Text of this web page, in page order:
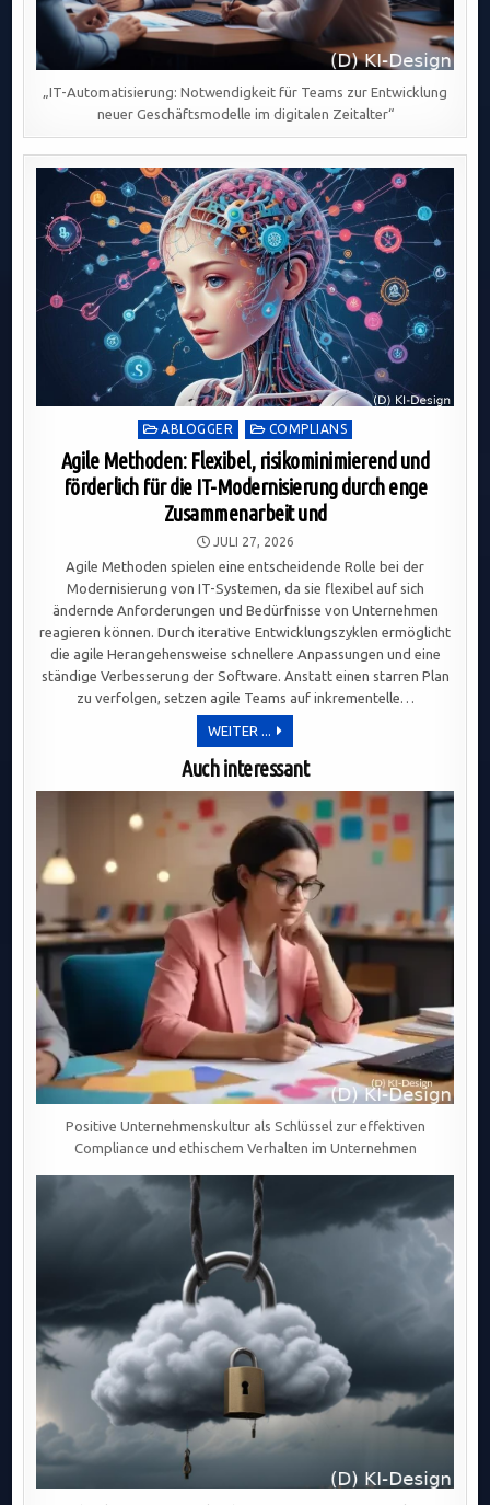
„IT-Automatisierung: Notwendigkeit für Teams zur Entwicklung
neuer Geschäftsmodelle im digitalen Zeitalter“
Posted
in
ABLOGGER COMPLIANS
Agile Methoden: Flexibel, risikominimierend und
förderlich für die IT-Modernisierung durch enge
Zusammenarbeit und
JULI 27, 2026
Agile Methoden spielen eine entscheidende Rolle bei der
Modernisierung von IT-Systemen, da sie flexibel auf sich
ändernde Anforderungen und Bedürfnisse von Unternehmen
reagieren können. Durch iterative Entwicklungszyklen ermöglicht
die agile Herangehensweise schnellere Anpassungen und eine
ständige Verbesserung der Software. Anstatt einen starren Plan
zu verfolgen, setzen agile Teams auf inkrementelle…
WEITER ... AGILE
METHODEN:
FLEXIBEL,
RISIKOMINIMIEREND
FÖRDERLICH
FÜR
DIE
MODERNISIERUNG
DURCH
ENGE
ZUSAMMENARBEIT
UND
Auch interessant
Positive Unternehmenskultur als Schlüssel zur effektiven
Compliance und ethischem Verhalten im Unternehmen